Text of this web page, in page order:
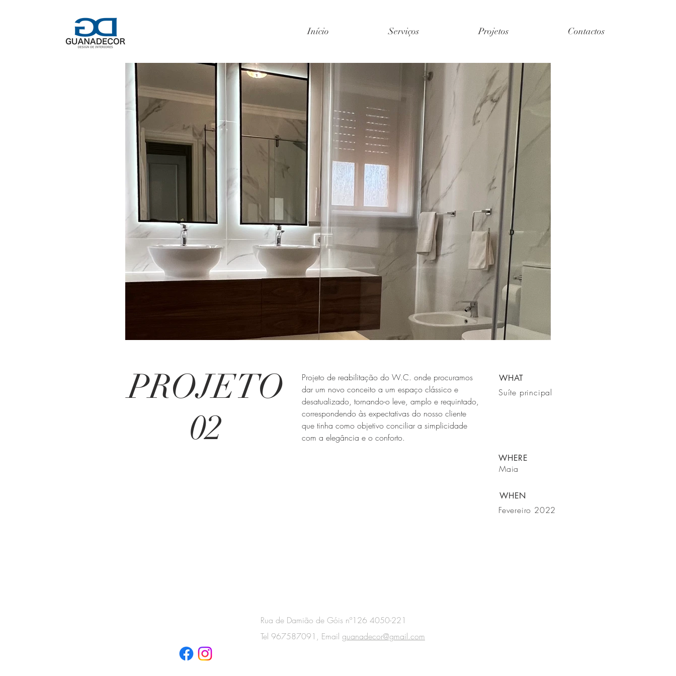
Início Serviços Projetos Contactos
PROJETO
02
Projeto de reabilitação do W.C. onde procuramos
dar um novo conceito a um espaço clássico e
desatualizado, tornando-o leve, amplo e requintado,
correspondendo às expectativas do nosso cliente
que tinha como objetivo conciliar a simplicidade
com a elegância e o conforto.
WHAT
Suíte principal
WHERE
Maia
WHEN
Fevereiro 2022
Rua de Damião de Góis nº126 4050-221
Tel 967587091, Email guanadecor@gmail.com